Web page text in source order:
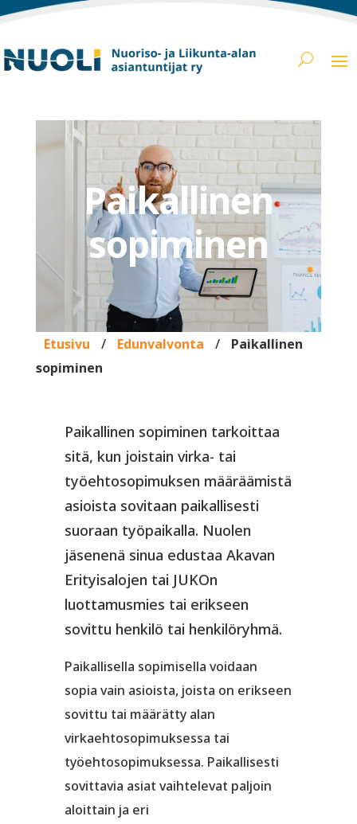
Paikallinen
sopiminen
Etusivu / Edunvalvonta /
Paikallinen
sopiminen
Paikallinen sopiminen tarkoittaa
sitä, kun joistain virka- tai
työehtosopimuksen määräämistä
asioista sovitaan paikallisesti
suoraan työpaikalla. Nuolen
jäsenenä sinua edustaa Akavan
Erityisalojen tai JUKOn
luottamusmies tai erikseen
sovittu henkilö tai henkilöryhmä.
Paikallisella sopimisella voidaan
sopia vain asioista, joista on erikseen
sovittu tai määrätty alan
virkaehtosopimuksessa tai
työehtosopimuksessa. Paikallisesti
sovittavia asiat vaihtelevat paljoin
aloittain ja eri